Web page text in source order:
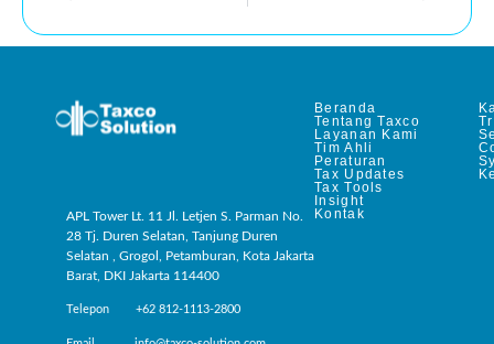
APL Tower Lt. 11 Jl. Letjen S. Parman No.
28 Tj. Duren Selatan, Tanjung Duren
Selatan , Grogol, Petamburan, Kota Jakarta
Barat, DKI Jakarta 114400
Telepon +62 812-1113-2800
Beranda
Tentang Taxco
Layanan Kami
Tim Ahli
Peraturan
Tax Updates
Tax Tools
Insight
Kontak